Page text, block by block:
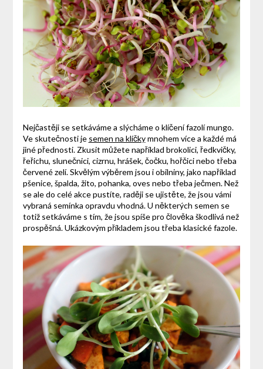
Nejčastěji se setkáváme a slýcháme o klíčení fazolí mungo.
Ve skutečnosti je semen na klíčkymnohem více a každé má
jiné přednosti. Zkusit můžete například brokolici, ředkvičky,
řeřichu, slunečnici, cizrnu, hrášek, čočku, hořčici nebo třeba
červené zelí. Skvělým výběrem jsou i obilniny, jako například
pšenice, špalda, žito, pohanka, oves nebo třeba ječmen. Než
se ale do celé akce pustíte, raději se ujistěte, že jsou vámi
vybraná semínka opravdu vhodná. U některých semen se
totiž setkáváme s tím, že jsou spíše pro člověka škodlivá než
prospěšná. Ukázkovým příkladem jsou třeba klasické fazole.